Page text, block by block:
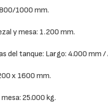
1000 mm.
y mesa: 1.200 mm.
del tanque: Largo: 4.000 mm
x 1600 mm.
25.000 kg.